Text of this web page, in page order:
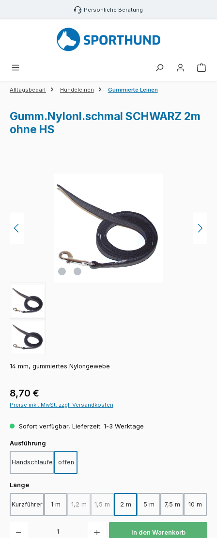
Zum Hauptinhalt springen Persönliche Beratung
Alltagsbedarf Hundeleinen Gummierte Leinen
Gumm.Nylonl.schmal SCHWARZ 2m
ohne HS
14 mm, gummiertes Nylongewebe
Regulärer Preis:
8,70 €
Preise inkl. MwSt. zzgl. Versandkosten
Sofort verfügbar, Lieferzeit: 1-3 Werktage
Ausführung
Handschlaufe offen
Längeauswählen
Kurzführer 1 m 1,2 m
(Diese Option ist zurzeit nicht verfügbar.)
1,5 m
(Diese Option ist zurzeit nicht verfügbar.)
2 m 5 m 7,5 m 10 m
In den Warenkorb